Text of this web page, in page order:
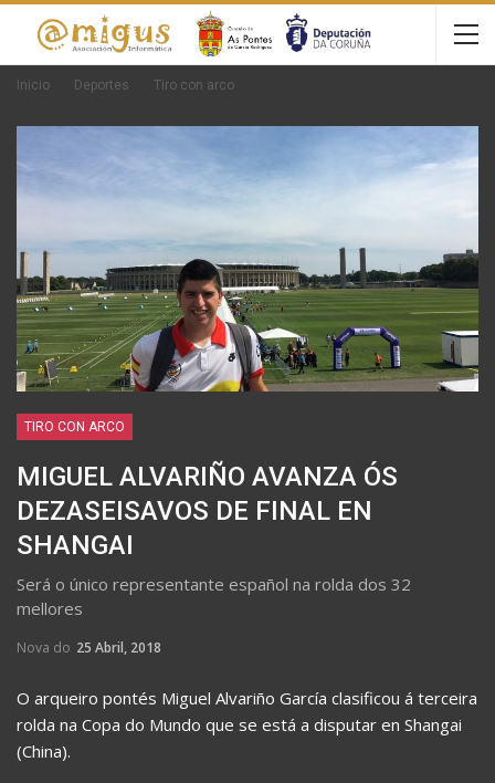
Inicio Deportes Tiro con arco
TIRO CON ARCO
MIGUEL ALVARIÑO AVANZA ÓS
DEZASEISAVOS DE FINAL EN
SHANGAI
Será o único representante español na rolda dos 32
mellores
Nova do 25 Abril, 2018
O arqueiro pontés Miguel Alvariño García clasificou á terceira
rolda na Copa do Mundo que se está a disputar en Shangai
(China).